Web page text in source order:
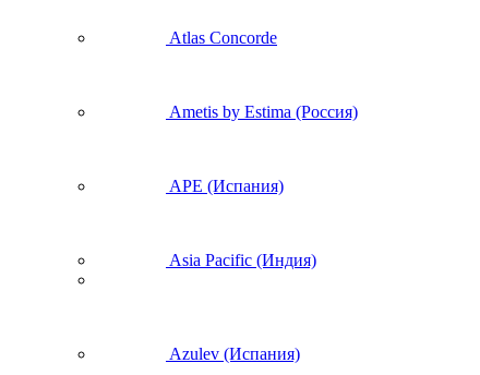
Atlas Concorde
Ametis by Estima (Россия)
APE (Испания)
Asia Pacific (Индия)
Azulev (Испания)